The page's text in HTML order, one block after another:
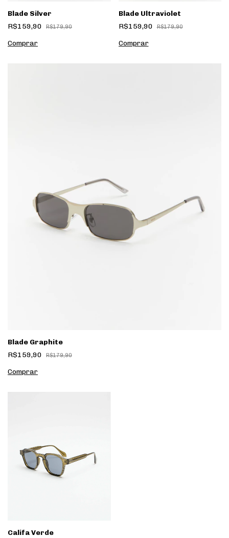
Blade Silver
R$159,90
R$179,90
Blade Ultraviolet
R$159,90
R$179,90
Blade Graphite
R$159,90
R$179,90
Califa Verde